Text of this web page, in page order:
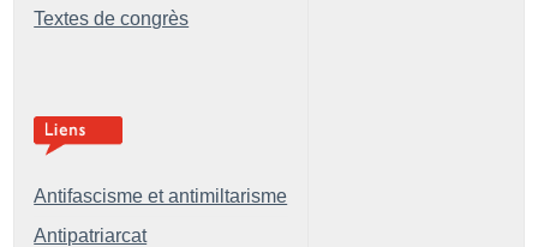
Textes de congrès
Antifascisme et antimiltarisme
Antipatriarcat